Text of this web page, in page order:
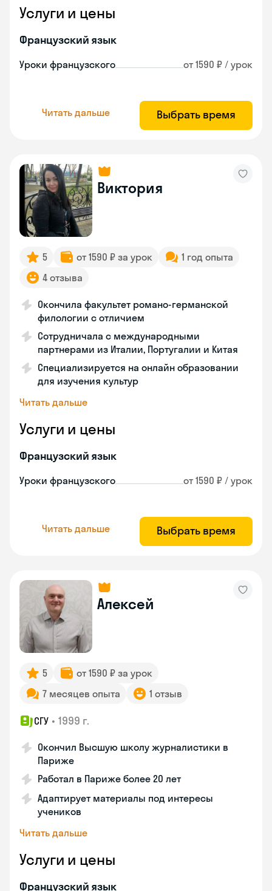
Услуги и цены
Французский язык
Уроки французского от 1590 ₽ / урок
Читать дальше Выбрать время
Виктория
5 от 1590 ₽ за урок
1 год опыта
4 отзыва
Окончила факультет романо-германской
филологии с отличием
Сотрудничала с международными
партнерами из Италии, Португалии и Китая
Специализируется на онлайн образовании
для изучения культур
Читать дальше
Услуги и цены
Французский язык
Уроки французского от 1590 ₽ / урок
Читать дальше Выбрать время
Алексей
5
от 1590 ₽ за урок
7 месяцев опыта
1 отзыв
СГУ • 1999 г.
Окончил Высшую школу журналистики в
Париже
Работал в Париже более 20 лет
Адаптирует материалы под интересы
учеников
Читать дальше
Услуги и цены
Французский язык